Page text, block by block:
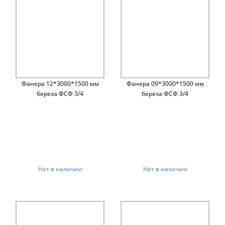
Фанера 12*3000*1500 мм
береза ФСФ 3/4
Нет в наличии
Фанера 09*3000*1500 мм
береза ФСФ 3/4
Нет в наличии